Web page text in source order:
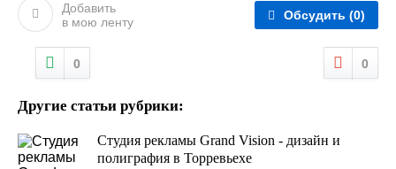
Добавить
в мою ленту
Обсудить (0)
0 0
Другие статьи рубрики:
Студия рекламы Grand Vision - дизайн и
полиграфия в Торревьехе